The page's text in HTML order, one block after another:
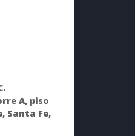
A, piso
Santa Fe,